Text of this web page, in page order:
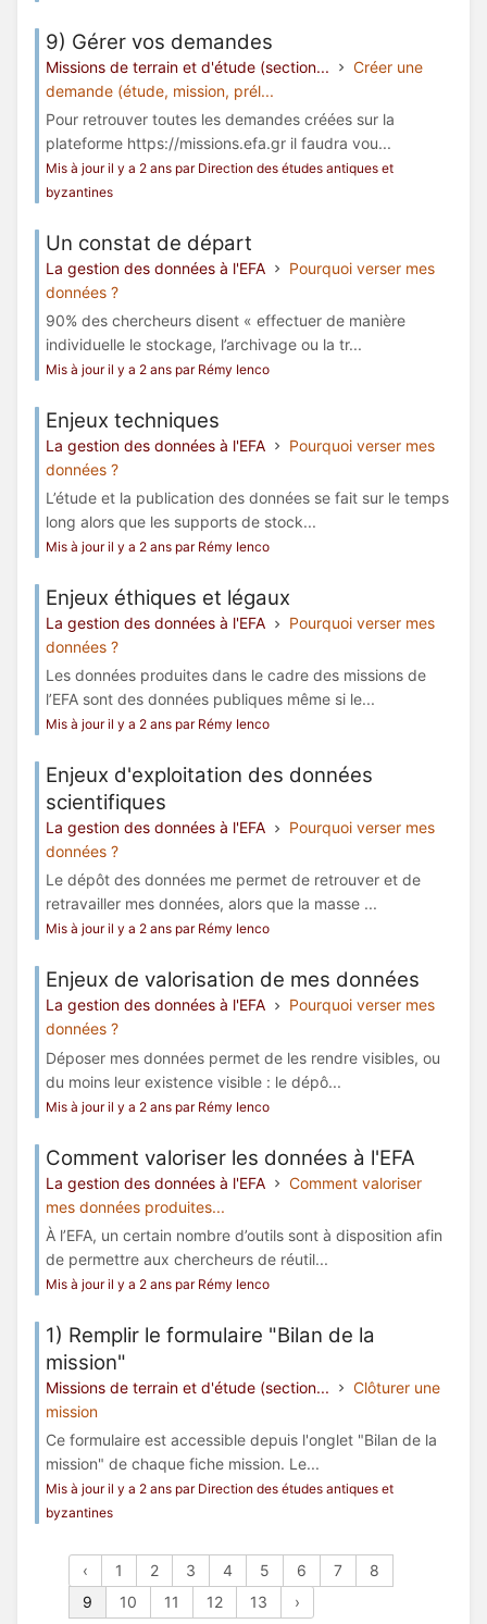
9) Gérer vos demandes
Missions de terrain et d'étude (section...
Créer une
demande (étude, mission, prél...
Pour retrouver toutes les demandes créées sur la
plateforme https://missions.efa.gr il faudra vou...
Mis à jour il y a 2 ans par Direction des études antiques et
byzantines
Un constat de départ
La gestion des données à l'EFA
Pourquoi verser mes
données ?
90% des chercheurs disent « effectuer de manière
individuelle le stockage, l’archivage ou la tr...
Mis à jour il y a 2 ans par Rémy Ienco
Enjeux techniques
La gestion des données à l'EFA
Pourquoi verser mes
données ?
L’étude et la publication des données se fait sur le temps
long alors que les supports de stock...
Mis à jour il y a 2 ans par Rémy Ienco
Enjeux éthiques et légaux
La gestion des données à l'EFA
Pourquoi verser mes
données ?
Les données produites dans le cadre des missions de
l’EFA sont des données publiques même si le...
Mis à jour il y a 2 ans par Rémy Ienco
Enjeux d'exploitation des données
scientifiques
La gestion des données à l'EFA
Pourquoi verser mes
données ?
Le dépôt des données me permet de retrouver et de
retravailler mes données, alors que la masse ...
Mis à jour il y a 2 ans par Rémy Ienco
Enjeux de valorisation de mes données
La gestion des données à l'EFA
Pourquoi verser mes
données ?
Déposer mes données permet de les rendre visibles, ou
du moins leur existence visible : le dépô...
Mis à jour il y a 2 ans par Rémy Ienco
Comment valoriser les données à l'EFA
La gestion des données à l'EFA
Comment valoriser
mes données produites...
À l’EFA, un certain nombre d’outils sont à disposition afin
de permettre aux chercheurs de réutil...
Mis à jour il y a 2 ans par Rémy Ienco
1) Remplir le formulaire "Bilan de la
mission"
Missions de terrain et d'étude (section...
Clôturer une
mission
Ce formulaire est accessible depuis l'onglet "Bilan de la
mission" de chaque fiche mission. Le...
Mis à jour il y a 2 ans par Direction des études antiques et
byzantines
‹ 1 2 3 4 5 6 7
8
9
10 11 12 13 ›